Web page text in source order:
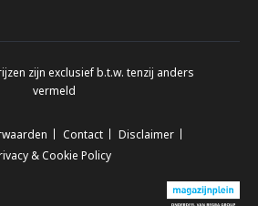
een nieuwe
Je kunt er dus net zo
we vaak binnen enkele
zijn exclusief b.t.w. tenzij anders
vermeld
Contact
Disclaimer
& Cookie Policy